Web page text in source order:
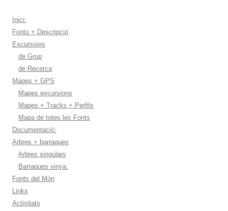
Inici:
Fonts + Descripció
Excursions
de Grup
de Recerca
Mapes + GPS
Mapes excursions
Mapes + Tracks + Perfils
Mapa de totes les Fonts
Documentació:
Arbres + barraques
Arbres singulars
Barraques vinya.
Fonts del Món
Links
Activitats